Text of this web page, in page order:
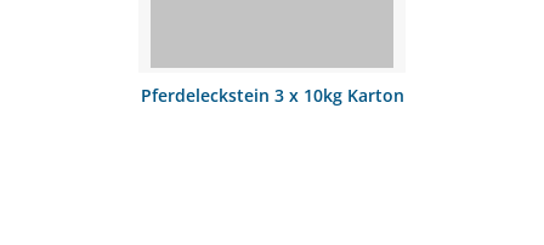
Pferdeleckstein 3 x 10kg Karton